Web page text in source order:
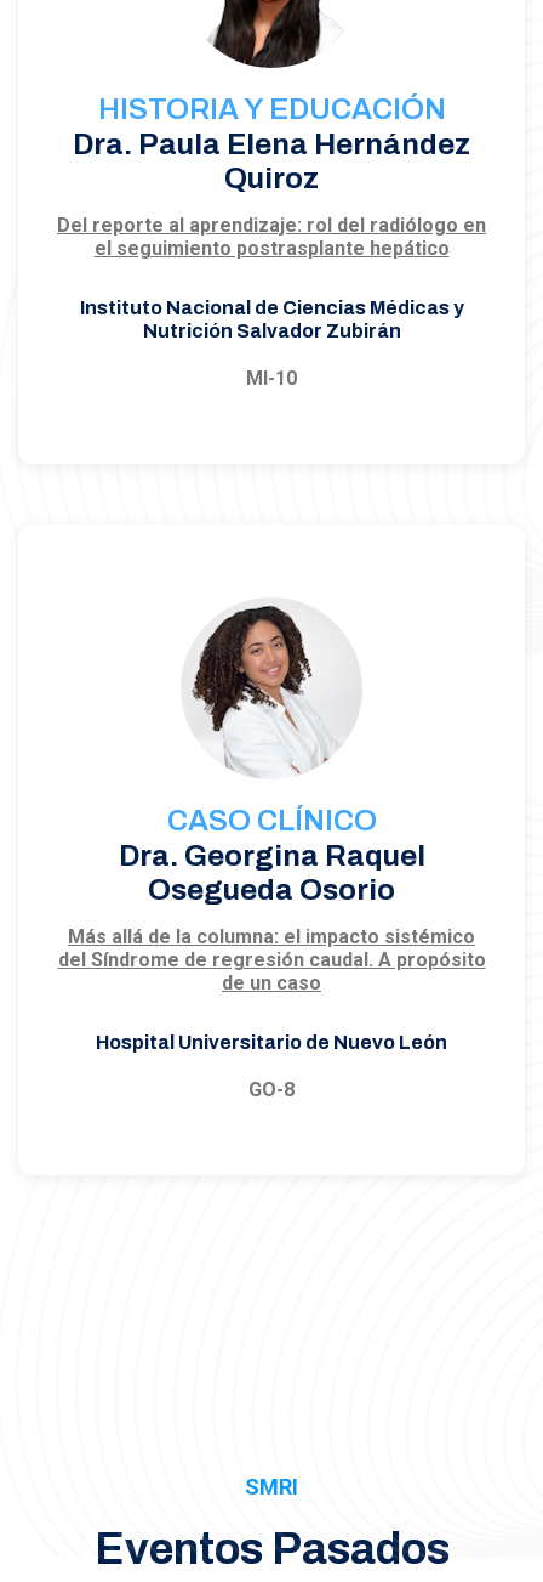
HISTORIA Y EDUCACIÓN
Dra. Paula Elena Hernández
Quiroz
Del reporte al aprendizaje: rol del radiólogo en
el seguimiento postrasplante hepático
Instituto Nacional de Ciencias Médicas y
Nutrición Salvador Zubirán
MI-10
CASO CLÍNICO
Dra. Georgina Raquel
Osegueda Osorio
Más allá de la columna: el impacto sistémico
del Síndrome de regresión caudal. A propósito
de un caso
Hospital Universitario de Nuevo León
GO-8
SMRI
Eventos Pasados